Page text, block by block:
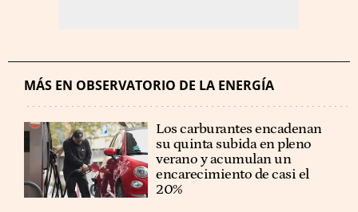
MÁS EN OBSERVATORIO DE LA ENERGÍA
Los carburantes encadenan
su quinta subida en pleno
verano y acumulan un
encarecimiento de casi el
20%